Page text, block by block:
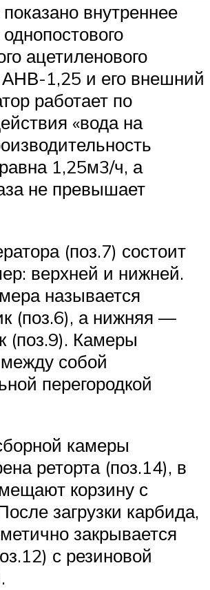
внутреннее
ацетиленового
АНВ-1,25 и его внешний
работает по
«вода на
1,25м3/ч, а
не превышает
(поз.7) состоит
верхней и нижней.
называется
(поз.6), а нижняя —
(поз.9). Камеры
собой
перегородкой
камеры
реторта (поз.14), в
корзину с
загрузки карбида,
закрывается
с резиновой